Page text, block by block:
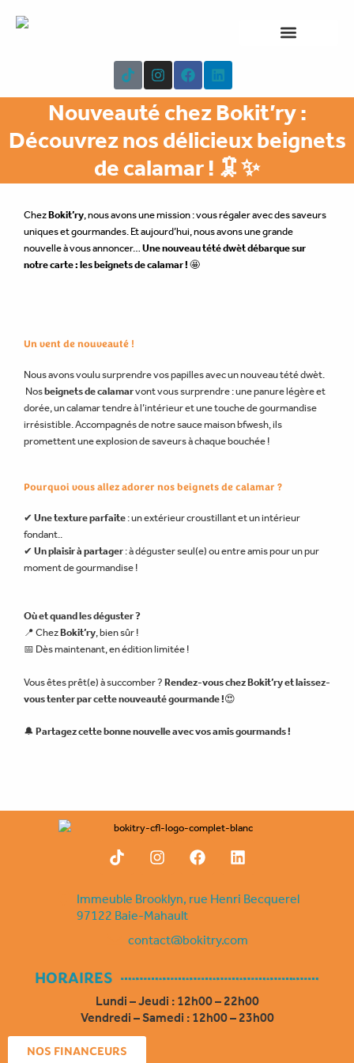
T
i
k
t
o
k
I
n
s
t
a
g
r
a
m
F
a
c
e
b
o
o
k
L
i
n
k
e
d
i
n
Nouveauté chez Bokit’ry :
Découvrez nos délicieux beignets
de calamar ! 🦑✨
ChezBokit’ry, nous avons une mission : vous régaler avec des saveurs
uniques et gourmandes. Et aujourd’hui, nous avons une grande
nouvelle à vous annoncer… Une nouveau tété dwèt débarque sur
notre carte : les beignets de calamar ! 🤩
Un vent de nouveauté !
Nous avons voulu surprendre vos papilles avec un nouveau tété dwèt.
Nosbeignets de calamarvont vous surprendre : une panure légère et
dorée, un calamar tendre à l’intérieur et une touche de gourmandise
irrésistible. Accompagnés de notre sauce maison bfwesh, ils
promettent une explosion de saveurs à chaque bouchée !
Pourquoi vous allez adorer nos beignets de calamar ?
✔ Une texture parfaite: un extérieur croustillant et un intérieur
fondant..
✔ Un plaisir à partager: à déguster seul(e) ou entre amis pour un pur
moment de gourmandise !
Où et quand les déguster ?
📍 ChezBokit’ry, bien sûr !
📅 Dès maintenant, en édition limitée !
Vous êtes prêt(e) à succomber ? Rendez-vous chez Bokit’ry et laissez-
vous tenter par cette nouveauté gourmande !😍
🔔 Partagez cette bonne nouvelle avec vos amis gourmands !
T
i
t
o
I
n
t
a
r
m
F
a
e
o
L
i
k
i
Immeuble Brooklyn, rue Henri Becquerel
97122 Baie-Mahault
contact@bokitry.com
HORAIRES
Lundi – Jeudi : 12h00 – 22h00
Vendredi – Samedi : 12h00 – 23h00
NOS FINANCEURS